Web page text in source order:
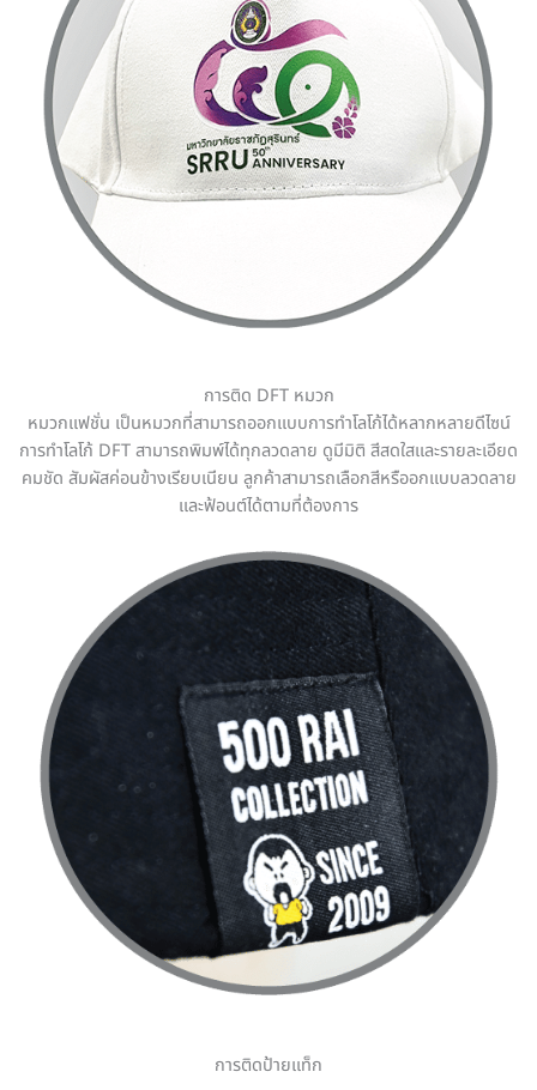
การติด DFT หมวก
หมวกแฟชั่น เป็นหมวกที่สามารถออกแบบการทำโลโก้ได้หลากหลายดีไซน์
การทำโลโก้ DFT สามารถพิมพ์ได้ทุกลวดลาย ดูมีมิติ สีสดใสและรายละเอียด
คมชัด สัมผัสค่อนข้างเรียบเนียน ลูกค้าสามารถเลือกสีหรืออกแบบลวดลาย
และฟ้อนต์ได้ตามที่ต้องการ
การติดป้ายแท็ก